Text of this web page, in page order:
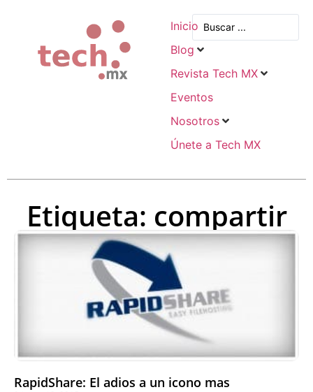
Inicio
Blog
Revista Tech MX
Eventos
Nosotros
Únete a Tech MX
Etiqueta: compartir
RapidShare: El adios a un icono mas